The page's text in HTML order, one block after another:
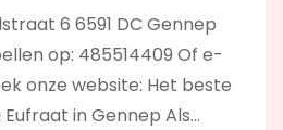
6 6591 DC Gennep
op: 485514409 Of e-
onze website: Het beste
in Gennep Als…